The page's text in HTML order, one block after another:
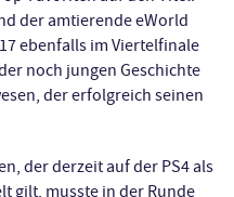
der amtierende eWorld
ebenfalls im Viertelfinale
noch jungen Geschichte
der erfolgreich seinen
der derzeit auf der PS4 als
gilt, musste in der Runde